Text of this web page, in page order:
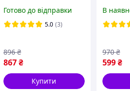
БРОГРУНД). Чорний.
605.246.56.
Готово до відправки
5.0 (3)
867 ₴
896 ₴
Купити
сіре
В
599₴
970 ₴